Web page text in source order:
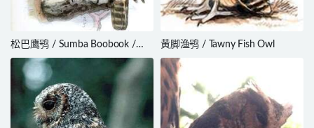
松巴鹰鸮 / Sumba Boobook /
Ninox rudolfi
黄脚渔鸮 / Tawny Fish Owl